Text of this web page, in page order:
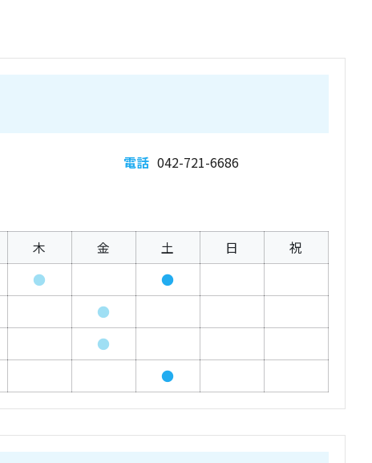
電話 042-721-6686
木 金 土 日 祝
● ●
●
●
●